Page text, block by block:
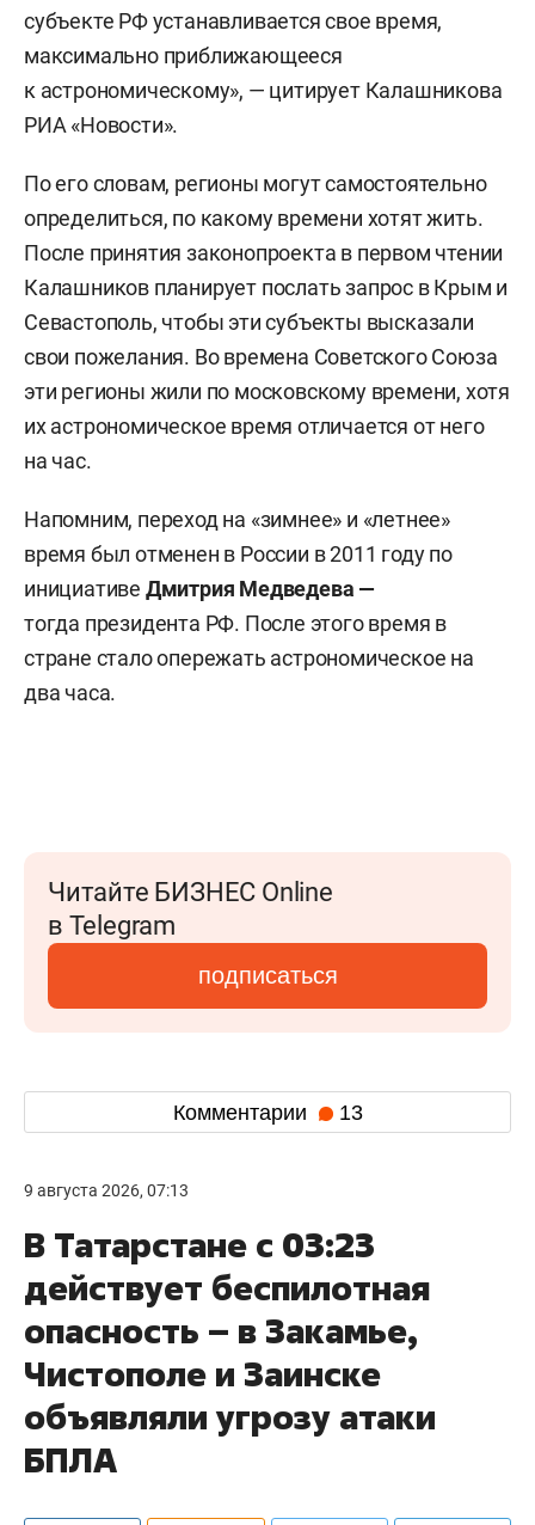
субъекте РФ устанавливается свое время,
максимально приближающееся
к астрономическому», — цитирует Калашникова
РИА «Новости».
По его словам, регионы могут самостоятельно
определиться, по какому времени хотят жить.
После принятия законопроекта в первом чтении
Калашников планирует послать запрос в Крым и
Севастополь, чтобы эти субъекты высказали
свои пожелания. Во времена Советского Союза
эти регионы жили по московскому времени, хотя
их астрономическое время отличается от него
на час.
Напомним, переход на «зимнее» и «летнее»
время был отменен в России в 2011 году по
инициативе Дмитрия Медведева —
тогда президента РФ. После этого время в
стране стало опережать астрономическое на
два часа.
Читайте БИЗНЕС Online
в Telegram
подписаться
Комментарии 13
9 августа 2026, 07:13
В Татарстане с 03:23
действует беспилотная
опасность – в Закамье,
Чистополе и Заинске
объявляли угрозу атаки
БПЛА